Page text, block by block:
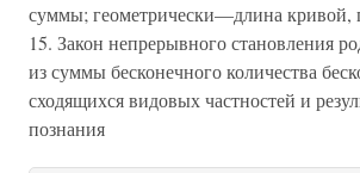
суммы; геометрически—длина кривой,
15. Закон непрерывного становления
из суммы бесконечного количества
сходящихся видовых частностей и
познания